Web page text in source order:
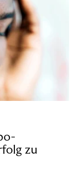
zu